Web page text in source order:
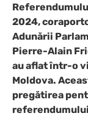
2024,
Adunării
Pierre-Alain
au aflat într-o
Moldova.
pregătirea